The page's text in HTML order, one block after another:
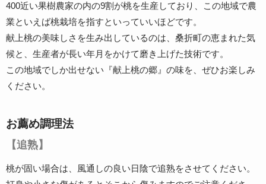
400近い果樹農家の内の9割が桃を生産しており、この地域で農
業といえば桃栽培を指すといっていいほどです。
献上桃の美味しさを生み出しているのは、桑折町の恵まれた気
候と、生産者が長い年月をかけて磨き上げた技術です。
この地域でしか出せない『献上桃の郷』の味を、ぜひお楽しみ
ください。
お薦め調理法
【追熟】
桃が固い場合は、風通しの良い日陰で追熟をさせてください。